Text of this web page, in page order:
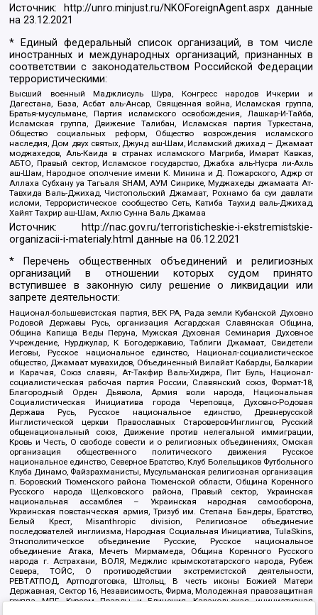
Источник: http://unro.minjust.ru/NKOForeignAgent.aspxданные
на23.12.2021
* Единый федеральный список организаций, в том числе
иностранных и международных организаций, признанных в
соответствии с законодательством Российской Федерации
террористическими:
Высший военный Маджлисуль Шура, Конгресс народов Ичкерии и
Дагестана, База, Асбат аль-Ансар, Священная война, Исламская группа,
Братья-мусульмане, Партия исламского освобождения, Лашкар-И-Тайба,
Исламская группа, Движение Талибан, Исламская партия Туркестана,
Общество социальных реформ, Общество возрождения исламского
наследия, Дом двух святых, Джунд аш-Шам, Исламский джихад – Джамаат
моджахедов, Аль-Каида в странах исламского Магриба, Имарат Кавказ,
АБТО, Правый сектор, Исламское государство, Джабха аль-Нусра ли-Ахль
аш-Шам, Народное ополчение имени К. Минина и Д. Пожарского, Аджр от
Аллаха Субхану уа Тагьаля SHAM, АУМ Синрике, Муджахеды джамаата Ат-
Тавхида Валь-Джихад, Чистопольский Джамаат, Рохнамо ба суи давлати
исломи, Террористическое сообщество Сеть, Катиба Таухид валь-Джихад,
Хайят Тахрир аш-Шам, Ахлю Сунна Валь Джамаа
Источник:
http://nac.gov.ru/terroristicheskie-i-ekstremistskie-
organizacii-i-materialy.html данные на06.12.2021
* Перечень общественных объединений и религиозных
организаций в отношении которых судом принято
вступившее в законную силу решение о ликвидации или
запрете деятельности:
Национал-большевистская партия, ВЕК РА, Рада земли Кубанской Духовно
Родовой Державы Русь, организация Асгардская Славянская Община,
Община Капища Веды Перуна, Мужская Духовная Семинария Духовное
Учреждение, Нурджулар, К Богодержавию, Таблиги Джамаат, Свидетели
Иеговы, Русское национальное единство, Национал-социалистическое
общество, Джамаат мувахидов, Объединенный Вилайат Кабарды, Балкарии
и Карачая, Союз славян, Ат-Такфир Валь-Хиджра, Пит Буль, Национал-
социалистическая рабочая партия России, Славянский союз, Формат-18,
Благородный Орден Дьявола, Армия воли народа, Национальная
Социалистическая Инициатива города Череповца, Духовно-Родовая
Держава Русь, Русское национальное единство, Древнерусской
Инглистической церкви Православных Староверов-Инглингов, Русский
общенациональный союз, Движение против нелегальной иммиграции,
Кровь и Честь, О свободе совести и о религиозных объединениях, Омская
организация общественного политического движения Русское
национальное единство, Северное Братство, Клуб Болельщиков Футбольного
Клуба Динамо, Файзрахманисты, Мусульманская религиозная организация
п. Боровский Тюменского района Тюменской области, Община Коренного
Русского народа Щелковского района, Правый сектор, Украинская
национальная ассамблея – Украинская народная самооборона,
Украинская повстанческая армия, Тризуб им. Степана Бандеры, Братство,
Белый Крест, Misanthropic division, Религиозное объединение
последователей инглиизма, Народная Социальная Инициатива, TulaSkins,
Этнополитическое объединение Русские, Русское национальное
объединение Атака, Мечеть Мирмамеда, Община Коренного Русского
народа г. Астрахани, ВОЛЯ, Меджлис крымскотатарского народа, Рубеж
Севера, ТОЙС, О противодействии экстремистской деятельности,
РЕВТАТПОД, Артподготовка, Штольц, В честь иконы Божией Матери
Державная, Сектор 16, Независимость, Фирма, Молодежная правозащитная
группа МПГ, Курсом Правды и Единения, Каракольская инициативная